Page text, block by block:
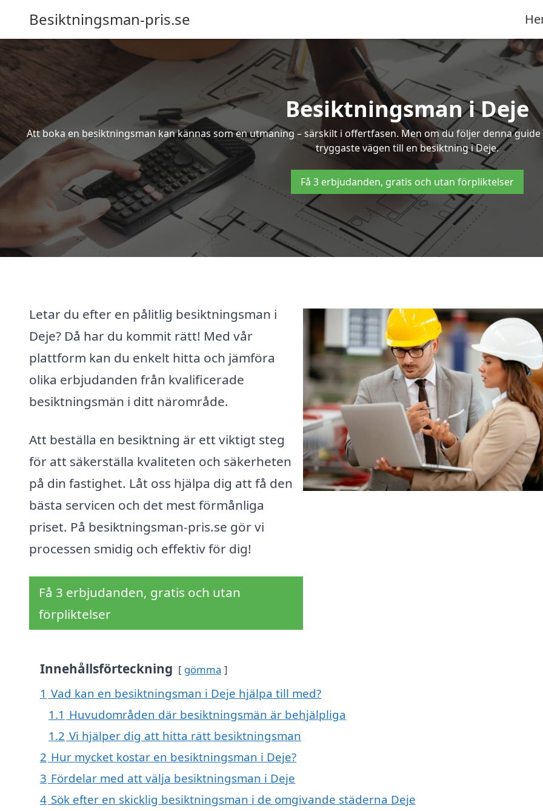
Besiktningsman-pris.se
Besiktningsman i Deje
Att boka en besiktningsman kan kännas som en utmaning – särskilt i offertfasen. Men om du följer denna
tryggaste vägen till en besiktning i Deje.
Få 3 erbjudanden, gratis och utan förpliktelser
Letar du efter en pålitlig besiktningsman i
Deje? Då har du kommit rätt! Med vår
plattform kan du enkelt hitta och jämföra
olika erbjudanden från kvalificerade
besiktningsmän i ditt närområde.
Att beställa en besiktning är ett viktigt steg
för att säkerställa kvaliteten och säkerheten
på din fastighet. Låt oss hjälpa dig att få den
bästa servicen och det mest förmånliga
priset. På besiktningsman-pris.se gör vi
processen smidig och effektiv för dig!
Få 3 erbjudanden, gratis och utan
förpliktelser
Innehållsförteckning gömma
1 Vad kan en besiktningsman i Deje hjälpa till med?
1.1 Huvudområden där besiktningsmän är behjälpliga
1.2 Vi hjälper dig att hitta rätt besiktningsman
2 Hur mycket kostar en besiktningsman i Deje?
3 Fördelar med att välja besiktningsman i Deje
4 Sök efter en skicklig besiktningsman i de omgivande städerna Deje